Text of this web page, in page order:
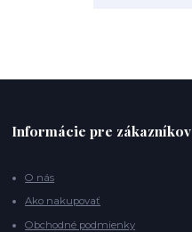
Informácie pre zákazníkov
O nás
Ako nakupovať
Obchodné podmienky